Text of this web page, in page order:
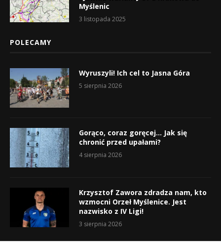
Myślenic
3 listopada 2025
POLECAMY
Wyruszyli! Ich cel to Jasna Góra
5 sierpnia 2026
Gorąco, coraz goręcej… Jak się
chronić przed upałami?
4 sierpnia 2026
Krzysztof Zawora zdradza nam, kto
wzmocni Orzeł Myślenice. Jest
nazwisko z IV Ligi!
3 sierpnia 2026